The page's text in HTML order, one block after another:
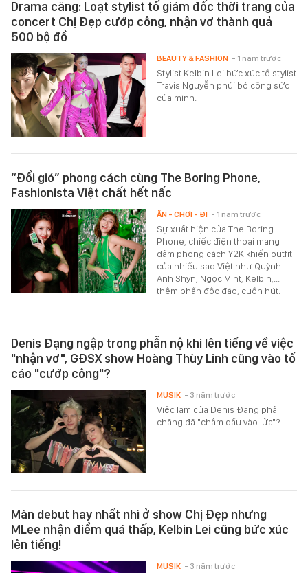
Drama căng: Loạt stylist tố giám đốc thời trang của
concert Chị Đẹp cướp công, nhận vơ thành quả
500 bộ đồ
Stylist Kelbin Lei bức xúc tố stylist
Travis Nguyễn phủi bỏ công sức
của mình.
BEAUTY & FASHION - 1 năm trước
“Đổi gió” phong cách cùng The Boring Phone,
Fashionista Việt chất hết nấc
Sự xuất hiện của The Boring
Phone, chiếc điện thoại mang
đậm phong cách Y2K khiến outfit
của nhiều sao Việt như Quỳnh
Anh Shyn, Ngọc Mint, Kelbin,...
thêm phần độc đáo, cuốn hút.
ĂN - CHƠI - ĐI - 1 năm trước
Denis Đặng ngập trong phẫn nộ khi lên tiếng về việc
"nhận vơ", GĐSX show Hoàng Thùy Linh cũng vào tố
cáo "cướp công"?
Việc làm của Denis Đặng phải
chăng đã "châm dầu vào lửa"?
MUSIK - 3 năm trước
Màn debut hay nhất nhì ở show Chị Đẹp nhưng
MLee nhận điểm quá thấp, Kelbin Lei cũng bức xúc
lên tiếng!
MUSIK - 3 năm trước